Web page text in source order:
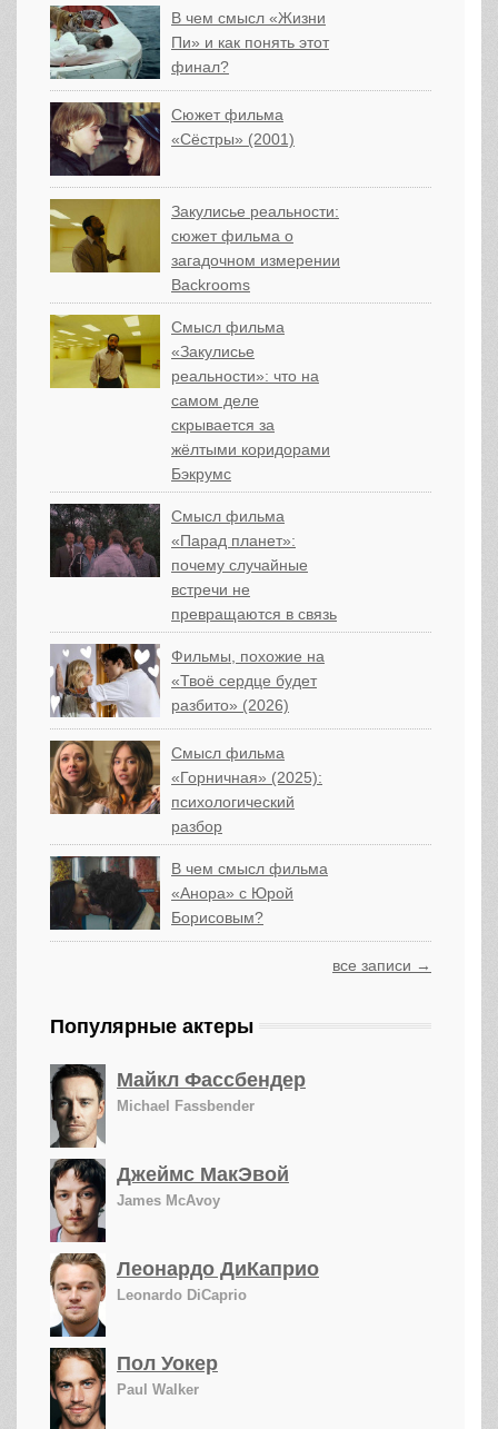
В чем смысл «Жизни
Пи» и как понять этот
финал?
Сюжет фильма
«Сёстры» (2001)
Закулисье реальности:
сюжет фильма о
загадочном измерении
Backrooms
Смысл фильма
«Закулисье
реальности»: что на
самом деле
скрывается за
жёлтыми коридорами
Бэкрумс
Смысл фильма
«Парад планет»:
почему случайные
встречи не
превращаются в связь
Фильмы, похожие на
«Твоё сердце будет
разбито» (2026)
Смысл фильма
«Горничная» (2025):
психологический
разбор
В чем смысл фильма
«Анора» с Юрой
Борисовым?
все записи →
Популярные актеры
Майкл Фассбендер
Michael Fassbender
Джеймс МакЭвой
James McAvoy
Леонардо ДиКаприо
Leonardo DiCaprio
Пол Уокер
Paul Walker